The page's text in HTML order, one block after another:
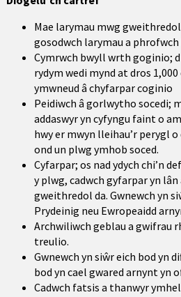
Mae larymau mwg
gosodwch larymau a phrofwch
Cymrwch bwyll wrth goginio;
rydym wedi mynd at dros
ymwneud â chyfarpar coginio
Peidiwch â gorlwytho socedi;
addaswyr yn cyfyngu faint o
hwy er mwyn lleihau’r perygl
ond un plwg ymhob soced.
Cyfarpar; os nad ydych chi’n
y plwg, cadwch gyfarpar yn
gweithredol da. Gwnewch yn
Prydeinig neu Ewropeaidd
Archwiliwch geblau a gwifrau
treulio.
Gwnewch yn siŵr eich bod yn
bod yn cael gwared arnynt yn
Cadwch fatsis a thanwyr